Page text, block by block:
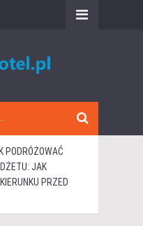
PODRÓŻOWAĆ
JAK
PRZED